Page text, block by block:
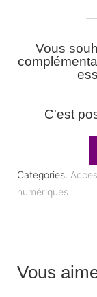
Vous
C'est
Categories:
numériques
Vous